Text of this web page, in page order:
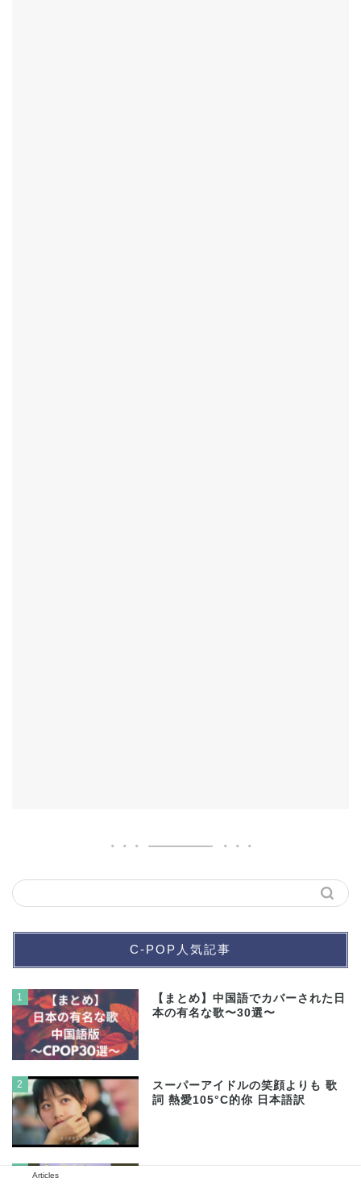
C-POP人気記事
1
【まとめ】中国語でカバーされた日
本の有名な歌〜30選〜
2
スーパーアイドルの笑顔よりも 歌
詞 熱愛105°C的你 日本語訳
Articles